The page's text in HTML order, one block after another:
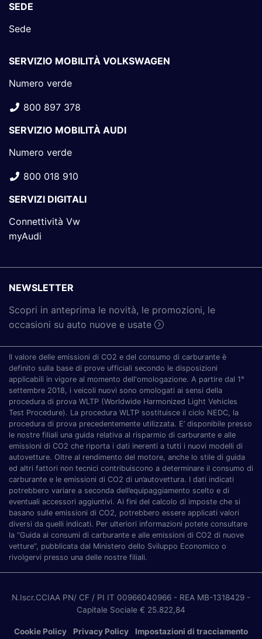
SEDE
Sede
SERVIZIO MOBILITÀ VOLKSWAGEN
Numero verde
800 897 378
SERVIZIO MOBILITÀ AUDI
Numero verde
800 018 910
SERVIZI DIGITALI
Connettività Vw
myAudi
NEWSLETTER
Scopri in anteprima le novità, le promozioni, le
occasioni su auto nuove e usate
Il valore delle emissioni di CO2 e del consumo di carburante è
definito sulla base di prove ufficiali secondo le disposizioni
applicabili in vigore al momento dell'omologazione. A partire dal 1°
settembre 2018, i veicoli nuovi sono omologati ai sensi della
procedura di prova WLTP (Worldwide Harmonized Light Vehicles
Test Procedure). La procedura WLTP sostituisce il ciclo NEDC, la
procedura di prova precedentemente utilizzata. E’ disponibile presso
le nostre filiali una guida relativa al risparmio di carburante e alle
emissioni di CO2 che riporta i dati inerenti a tutti i nuovi modelli di
autovetture. Oltre al rendimento del motore, anche lo stile di guida
ed altri fattori non tecnici contribuiscono a determinare il consumo di
carburante e le emissioni di CO2 di un’autovettura. I dati indicati
potrebbero variare a seconda dell’equipaggiamento scelto e di
eventuali accessori aggiuntivi. Ai fini del calcolo di imposte che si
basano sulle emissioni di CO2, potrebbero essere applicati valori
diversi da quelli indicati. Per ulteriori informazioni potete consultare
la “Guida ai consumi di carburante e alle emissioni di CO2 di nuove
vetture”, pubblicata dal Ministero dello Sviluppo Economico o
rivolgervi presso una delle nostre filiali.
N.Iscr.CCIAA PN/ CF / PI IT 00966040966 - REA MB-1318429 -
Capitale Sociale € 25.822,84
Cookie Policy Privacy Policy Impostazioni di tracciamento